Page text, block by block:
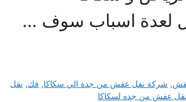
لعدة اسباب سوف …
, شركة نقل عفش من جدة الي سكاكا, فك, نقل
نقل عفش من جده لسكاكا